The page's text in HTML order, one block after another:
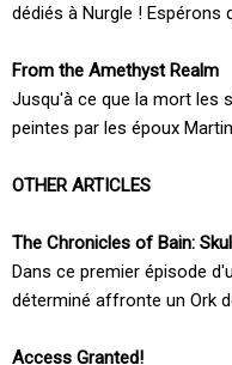
dédiés à Nurgle ! Espérons
From the Amethyst Realm
Jusqu'à ce que la mort les
peintes par les époux
OTHER ARTICLES
The Chronicles of Bain:
Dans ce premier épisode
déterminé affronte un Ork
Access Granted!